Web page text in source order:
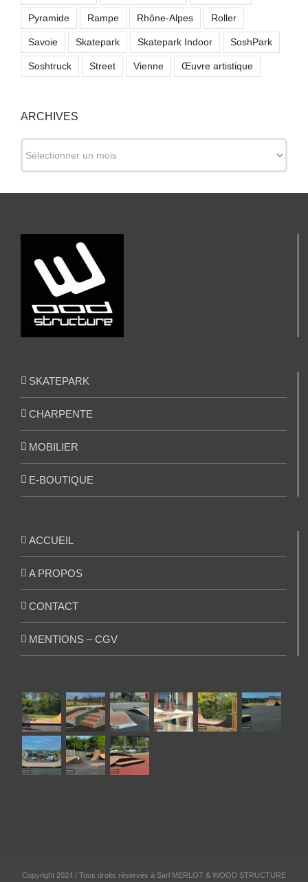
Pyramide Rampe Rhône-Alpes Roller
Savoie Skatepark Skatepark Indoor SoshPark
Soshtruck Street Vienne Œuvre artistique
ARCHIVES
SKATEPARK
CHARPENTE
MOBILIER
E-BOUTIQUE
ACCUEIL
A PROPOS
CONTACT
MENTIONS – CGV
Copyright 2024 | Tous droits réservés à Sarl MERLOT & WOOD STRUCTURE